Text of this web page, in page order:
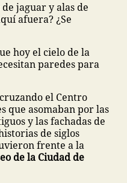
jaguar y alas de
afuera? ¿Se
hoy el cielo de la
paredes para
el Centro
que asomaban por las
y las fachadas de
de siglos
frente a la
de la Ciudad de